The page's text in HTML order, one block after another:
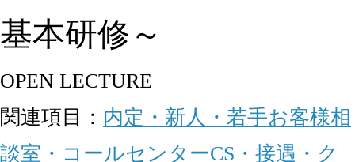
基本研修～
OPEN LECTURE
関連項目： 内定・新人・若手お客様相
談室・コールセンターCS・接遇・ク